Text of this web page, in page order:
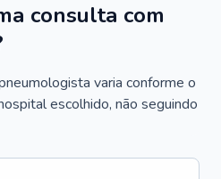
consulta com
varia conforme o
escolhido, não seguindo